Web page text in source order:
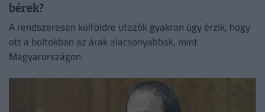
bérek?
A rendszeresen külföldre utazók gyakran úgy érzik, hogy
ott a boltokban az árak alacsonyabbak, mint
Magyarországon.